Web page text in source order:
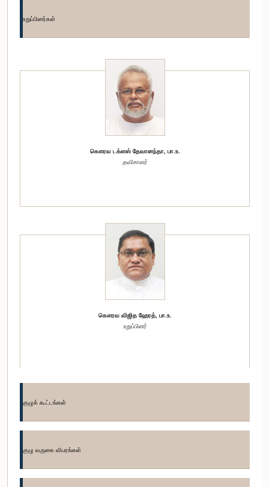
உறுப்பினர்கள்
கௌரவ டக்ளஸ் தேவானந்தா, பா.உ.
தவிசாளர்
கௌரவ விஜித ஹேரத், பா.உ.
உறுப்பினர்
கௌரவ திலிப் வெதஆரச்சி, பா.உ.
குழுக் கூட்டங்கள்
குழு வருகை விபரங்கள்